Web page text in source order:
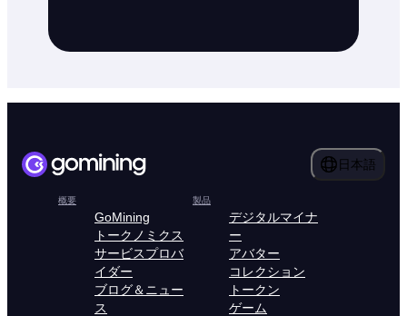
日本語
概要
GoMining
トークノミクス
サービスプロバ
イダー
ブログ＆ニュー
ス
製品
デジタルマイナ
ー
アバター
コレクション
トークン
ゲーム